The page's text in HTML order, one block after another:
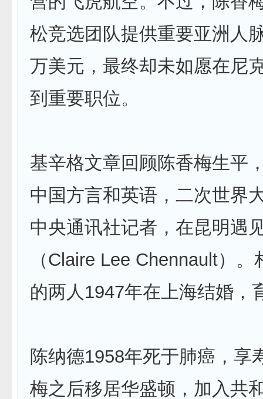
松竞选团队提供重要亚洲人
万美元，最终却未如愿在尼
到重要职位。
基辛格文章回顾陈香梅生平
中国方言和英语，二次世界
中央通讯社记者，在昆明遇
（Claire Lee Chennault）。
的两人1947年在上海结婚，
陈纳德1958年死于肺癌，享
梅之后移居华盛顿，加入共